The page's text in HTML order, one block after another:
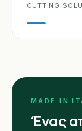
CUTTING
MADE IN
Ένας